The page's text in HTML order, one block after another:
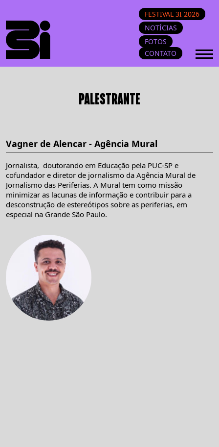
FESTIVAL 3I 2026
NOTÍCIAS
FOTOS
CONTATO
PALESTRANTE
Vagner de Alencar - Agência Mural
Jornalista, doutorando em Educação pela PUC-SP e
cofundador e diretor de jornalismo da Agência Mural de
Jornalismo das Periferias. A Mural tem como missão
minimizar as lacunas de informação e contribuir para a
desconstrução de estereótipos sobre as periferias, em
especial na Grande São Paulo.